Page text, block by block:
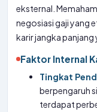
eksternal.
negosiasi gaji yang
karir jangka panjang
Faktor Internal
Tingkat
berpengaruh
terdapat